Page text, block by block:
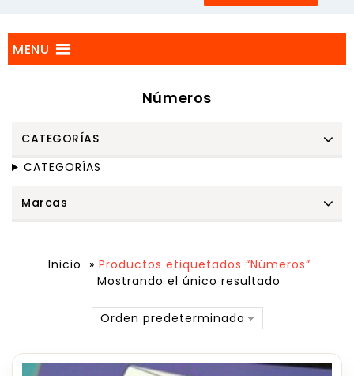
MENU
Números
Inicio » Productos etiquetados “Números”
Mostrando el único resultado
Orden predeterminado
CATEGORÍAS
CATEGORÍAS
Marcas